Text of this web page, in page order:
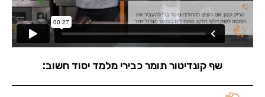
שף קונדיטור תומר כבירי מלמד יסוד חשוב: